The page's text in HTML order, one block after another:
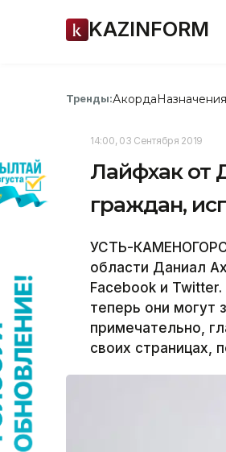
KAZINFORM
Тренды:АкордаНазначения
14:00, 03 Сентября 2019
Лайфхак от
граждан,
УСТЬ-
области Даниал
Facebook и
теперь они могут
примечательно,
своих страницах,